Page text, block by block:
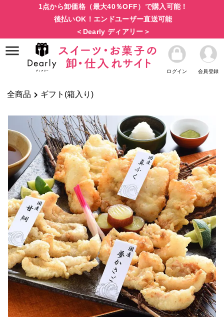
1点から卸価格（最大40％OFF）で購入可能！
後払いOK！エンドユーザー直送可能
＜Dearly ディアリー＞
ログイン 会員登録
全商品 ギフト(箱入り)